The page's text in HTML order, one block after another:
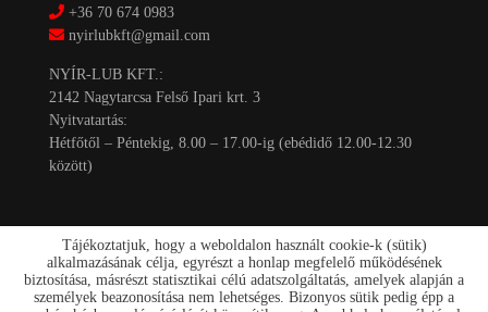
+36 70 674 0983
nyirlubkft@gmail.com
NYÍR-LUB KFT.:
2142 Nagytarcsa Felső Ipari krt. 3
Nyitvatartás:
Hétfőtől – Péntekig, 8.00 – 17.00-ig (ebédidő 12.00-12.30
között)
Kapcsolat
Tájékoztatjuk, hogy a weboldalon használt cookie-k (sütik)
alkalmazásának célja, egyrészt a honlap megfelelő működésének
biztosítása, másrészt statisztikai célú adatszolgáltatás, amelyek alapján a
személyek beazonosítása nem lehetséges. Bizonyos sütik pedig épp a